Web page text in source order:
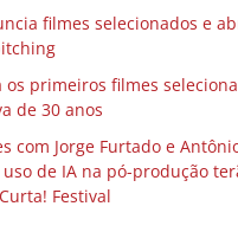
filmes selecionados e
os primeiros filmes
de 30 anos
com Jorge Furtado e
de IA na pó-produção
Festival